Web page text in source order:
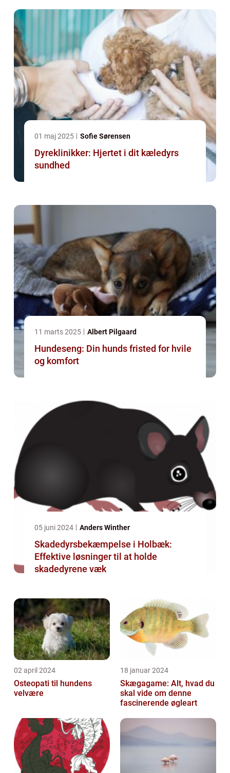
01 maj 2025 Sofie Sørensen
Dyreklinikker: Hjertet i dit kæledyrs
sundhed
11 marts 2025 Albert Pilgaard
Hundeseng: Din hunds fristed for hvile
og komfort
05 juni 2024 Anders Winther
Skadedyrsbekæmpelse i Holbæk:
Effektive løsninger til at holde
skadedyrene væk
02 april 2024
Osteopati til hundens
velvære
18 januar 2024
Skægagame: Alt, hvad du
skal vide om denne
fascinerende øgleart